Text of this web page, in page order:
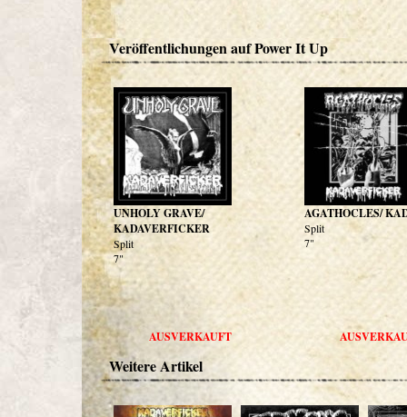
Veröffentlichungen auf Power It Up
UNHOLY GRAVE/
KADAVERFICKER
Split
7"
AUSVERKAUFT
AGATHOCLES/
Split
7"
Weitere Artikel